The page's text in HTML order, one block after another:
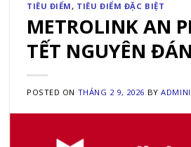
TIÊU ĐIỂM, TIÊU ĐIỂM ĐẶC BIỆT
METROLINK AN
TẾT NGUYÊN
POSTED ON THÁNG 2 9, 2026 BY